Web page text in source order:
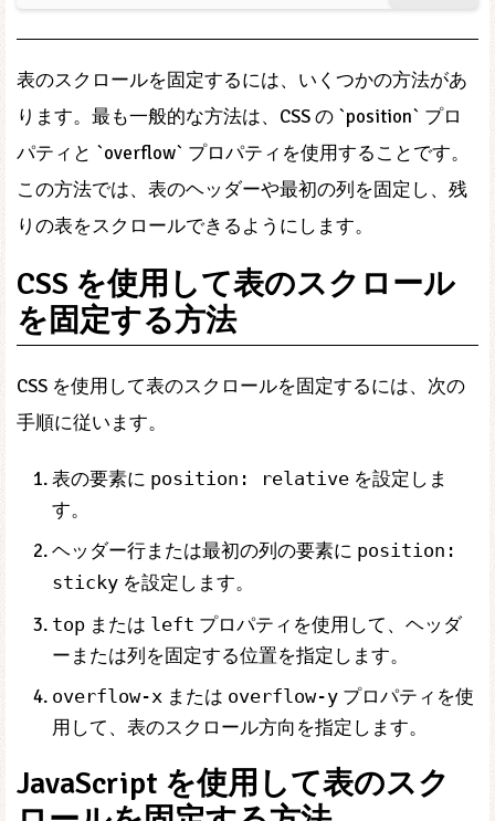
表のスクロールを固定するには、いくつかの方法があ
ります。最も一般的な方法は、CSS の `position` プロ
パティと `overflow` プロパティを使用することです。
この方法では、表のヘッダーや最初の列を固定し、残
りの表をスクロールできるようにします。
CSS を使用して表のスクロール
を固定する方法
CSS を使用して表のスクロールを固定するには、次の
手順に従います。
表の要素に position: relative を設定しま
す。
ヘッダー行または最初の列の要素に position:
sticky を設定します。
top または left プロパティを使用して、ヘッダ
ーまたは列を固定する位置を指定します。
overflow-x または overflow-y プロパティを使
用して、表のスクロール方向を指定します。
JavaScript を使用して表のスク